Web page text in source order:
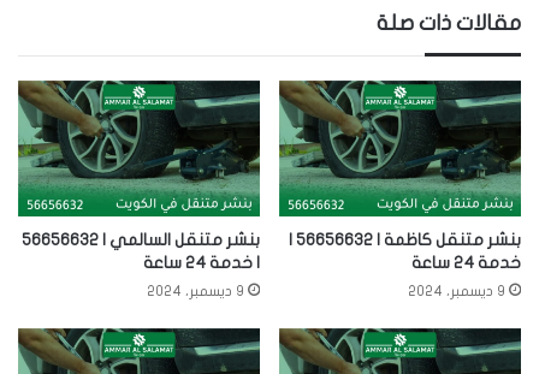
مقالات ذات صلة
خدمة 24 ساعة
9 ديسمبر، 2024
بنشر متنقل السالمي | 56656632
| خدمة 24 ساعة
9 ديسمبر، 2024